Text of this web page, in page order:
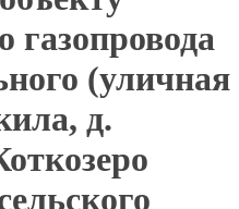
газопровода
(уличная
д.